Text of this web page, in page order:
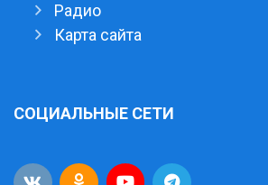
Радио
Карта сайта
СОЦИАЛЬНЫЕ СЕТИ